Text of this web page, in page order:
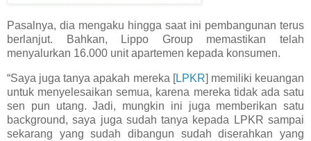
Pasalnya, dia mengaku hingga saat ini pembangunan terus
berlanjut. Bahkan, Lippo Group memastikan telah
menyalurkan 16.000 unit apartemen kepada konsumen.
“Saya juga tanya apakah mereka [LPKR] memiliki keuangan
untuk menyelesaikan semua, karena mereka tidak ada satu
sen pun utang. Jadi, mungkin ini juga memberikan satu
background, saya juga sudah tanya kepada LPKR sampai
sekarang yang sudah dibangun sudah diserahkan yang